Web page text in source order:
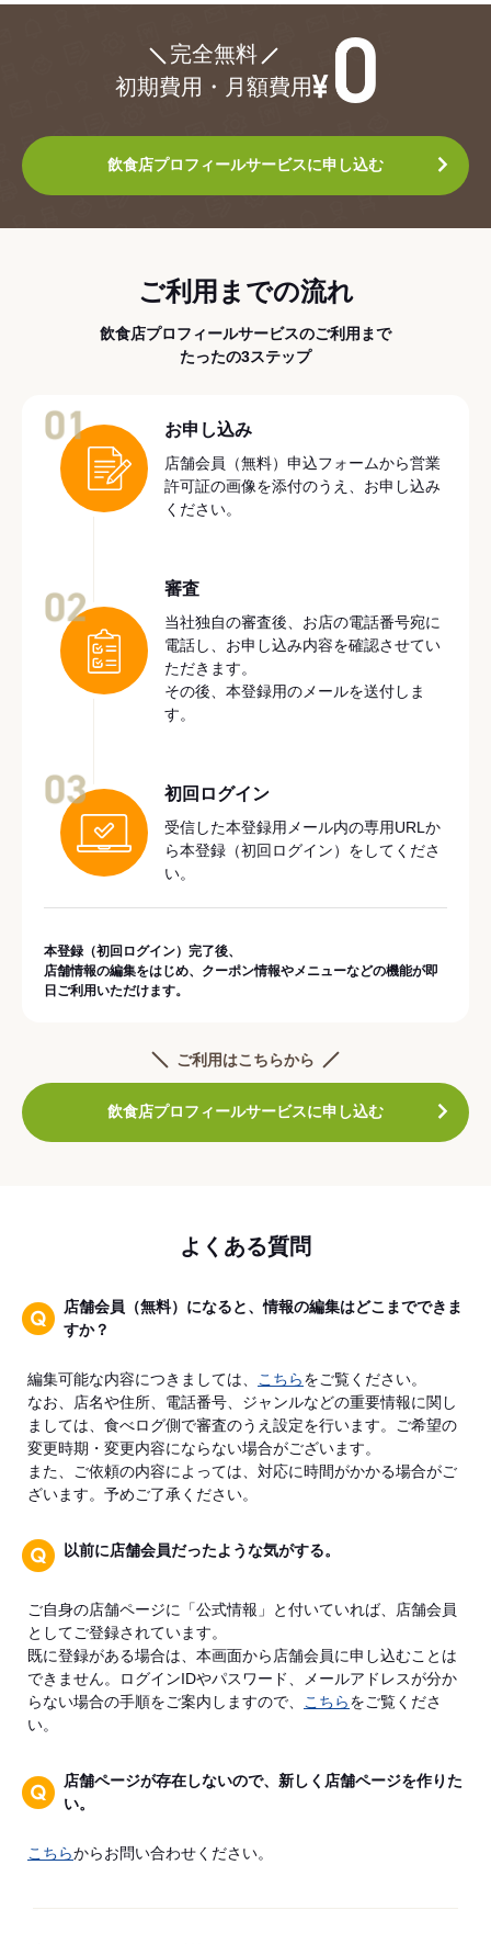
完全無料
初期費用・月額費用
飲食店プロフィールサービスに申し込む
ご利用までの流れ
飲食店プロフィールサービスのご利用まで
たったの3ステップ
お申し込み
店舗会員（無料）申込フォームから営業
許可証の画像を添付のうえ、お申し込み
ください。
審査
当社独自の審査後、お店の電話番号宛に
電話し、お申し込み内容を確認させてい
ただきます。
その後、本登録用のメールを送付しま
す。
初回ログイン
受信した本登録用メール内の専用URLか
ら本登録（初回ログイン）をしてくださ
い。
本登録（初回ログイン）完了後、
店舗情報の編集をはじめ、クーポン情報やメニューなどの機能が即
日ご利用いただけます。
ご利用はこちらから
飲食店プロフィールサービスに申し込む
よくある質問
店舗会員（無料）になると、情報の編集はどこまでできま
すか？
編集可能な内容につきましては、 こちらをご覧ください。
なお、店名や住所、電話番号、ジャンルなどの重要情報に関し
ましては、食べログ側で審査のうえ設定を行います。ご希望の
変更時期・変更内容にならない場合がございます。
また、ご依頼の内容によっては、対応に時間がかかる場合がご
ざいます。予めご了承ください。
以前に店舗会員だったような気がする。
ご自身の店舗ページに「公式情報」と付いていれば、店舗会員
としてご登録されています。
既に登録がある場合は、本画面から店舗会員に申し込むことは
できません。ログインIDやパスワード、メールアドレスが分か
らない場合の手順をご案内しますので、
こちらをご覧くださ
い。
店舗ページが存在しないので、新しく店舗ページを作りた
い。
こちらからお問い合わせください。